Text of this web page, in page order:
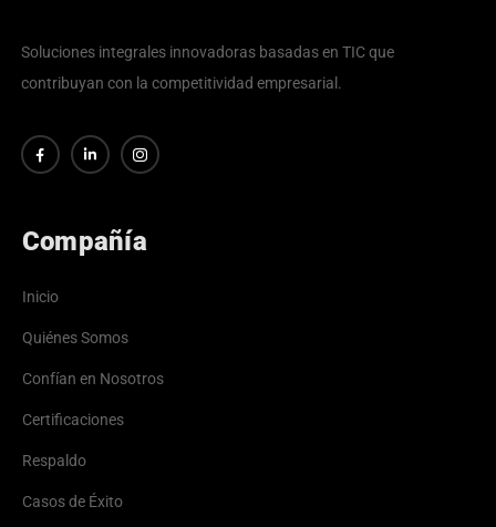
Soluciones integrales innovadoras basadas en TIC que
contribuyan con la competitividad empresarial.
Compañía
Inicio
Quiénes Somos
Confían en Nosotros
Certificaciones
Respaldo
Casos de Éxito